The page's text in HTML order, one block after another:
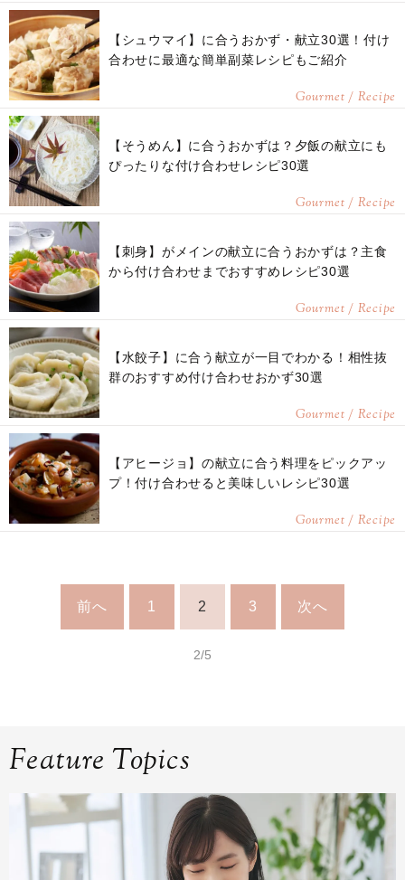
【シュウマイ】に合うおかず・献立30選！付け
合わせに最適な簡単副菜レシピもご紹介
Gourmet / Recipe
【そうめん】に合うおかずは？夕飯の献立にも
ぴったりな付け合わせレシピ30選
Gourmet / Recipe
【刺身】がメインの献立に合うおかずは？主食
から付け合わせまでおすすめレシピ30選
Gourmet / Recipe
【水餃子】に合う献立が一目でわかる！相性抜
群のおすすめ付け合わせおかず30選
Gourmet / Recipe
【アヒージョ】の献立に合う料理をピックアッ
プ！付け合わせると美味しいレシピ30選
Gourmet / Recipe
前へ 1 2 3 次へ
2/5
Feature Topics